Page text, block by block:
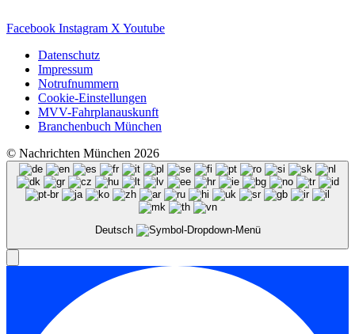
Facebook Instagram X Youtube
Datenschutz
Impressum
Notrufnummern
Cookie-Einstellungen
MVV-Fahrplanauskunft
Branchenbuch München
© Nachrichten München 2026
Deutsch